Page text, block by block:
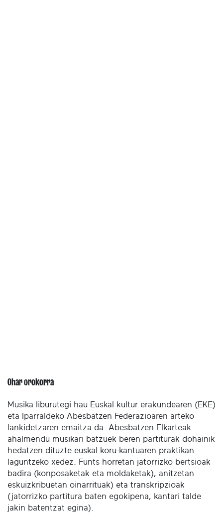
Ohar orokorra
Musika liburutegi hau Euskal kultur erakundearen (EKE)
eta Iparraldeko Abesbatzen Federazioaren arteko
lankidetzaren emaitza da. Abesbatzen Elkarteak
ahalmendu musikari batzuek beren partiturak dohainik
hedatzen dituzte euskal koru-kantuaren praktikan
laguntzeko xedez. Funts horretan jatorrizko bertsioak
badira (konposaketak eta moldaketak), anitzetan
eskuizkribuetan oinarrituak) eta transkripzioak
(jatorrizko partitura baten egokipena, kantari talde
jakin batentzat egina).